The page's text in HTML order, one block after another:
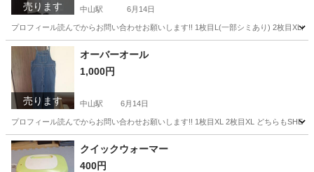
売ります 中山駅 6月14日
プロフィール読んでからお問い合わせお願いします!! 1枚目L(一部シミあり) 2枚目XL(
神奈川 横浜市 中山駅
売ります
オーバーオール
1,000円
中山駅 6月14日
プロフィール読んでからお問い合わせお願いします!! 1枚目XL 2枚目XL どちらも
神奈川 横浜市 中山駅
クイックウォーマー
400円